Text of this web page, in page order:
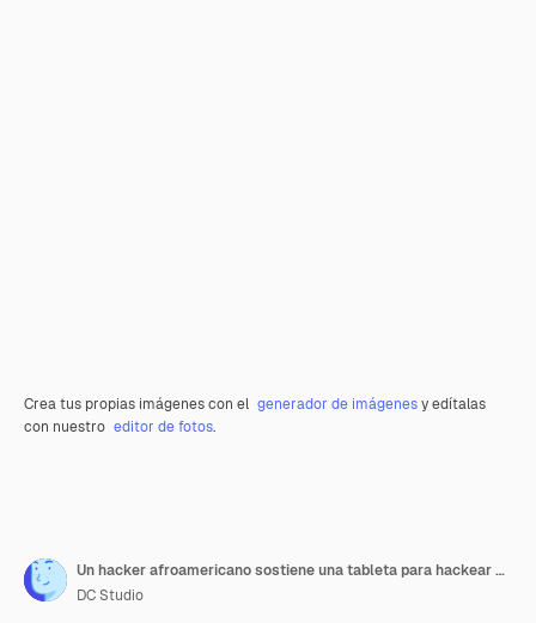
Crea tus propias imágenes con el generador de imágenesy edítalas
con nuestro editor de fotos.
Un hacker afroamericano sostiene una tableta para hackear un sistema en línea, causando malware en la red y planeando un ciberataque. Mirando el servidor de seguridad para acceder a la base de datos y robar contraseñas.
DC Studio